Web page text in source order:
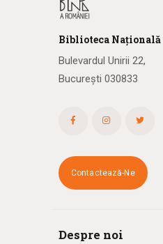
Biblioteca Națională
Bulevardul Unirii 22,
București 030833
Contactează-Ne
Despre noi